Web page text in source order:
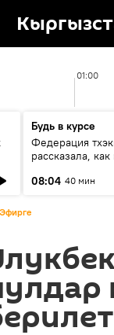
01:00
Будь в курсе
Федерация
рассказала,
08:04 40 мин
Эфирге